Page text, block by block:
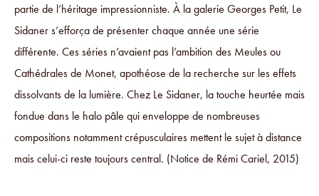
partie de l’héritage impressionniste. À la galerie Georges Petit, Le
Sidaner s’efforça de présenter chaque année une série
différente. Ces séries n’avaient pas l’ambition des Meules ou
Cathédrales de Monet, apothéose de la recherche sur les effets
dissolvants de la lumière. Chez Le Sidaner, la touche heurtée mais
fondue dans le halo pâle qui enveloppe de nombreuses
compositions notamment crépusculaires mettent le sujet à distance
mais celui-ci reste toujours central. (Notice de Rémi Cariel, 2015)